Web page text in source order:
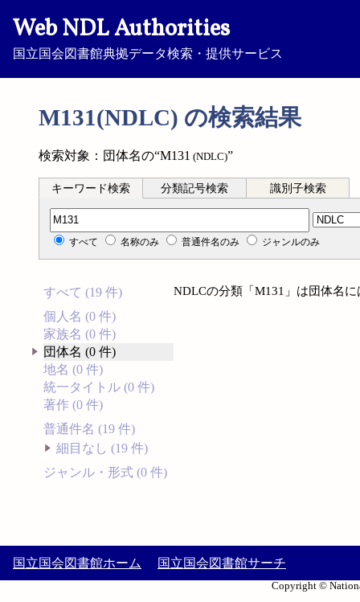
Web NDL Authorities
国立国会図書館典拠データ検索・提供サービス
M131(NDLC) の検索結果
検索対象：団体名の“M131 (NDLC)”
キーワード検索 分類記号検索 識別子検索
分類記号検索
すべて 名称のみ 普通件名のみ ジャンルのみ
すべて (19 件)
個人名 (0 件)
家族名 (0 件)
団体名 (0 件)
地名 (0 件)
統一タイトル (0 件)
著作 (0 件)
普通件名 (19 件)
細目なし (19 件)
ジャンル・形式 (0 件)
NDLCの分類「M131」は団体名
国立国会図書館ホーム 国立国会図書館サーチ
Copyright ©